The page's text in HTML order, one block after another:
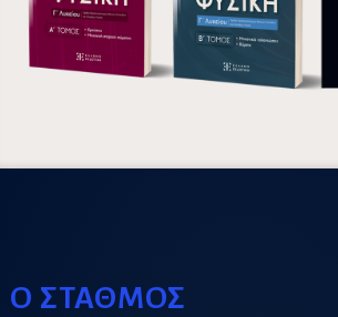
Ο ΣΤΑΘΜΟΣ